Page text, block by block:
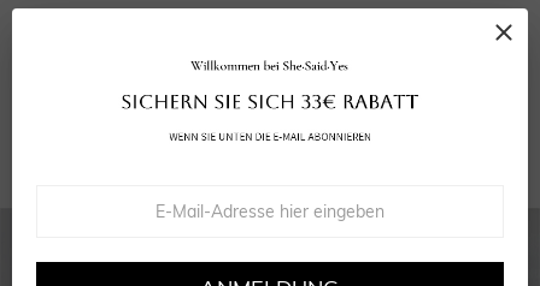
Grußkarte
Wiederverwendbare Verpackung GRA Moissanite Bericht